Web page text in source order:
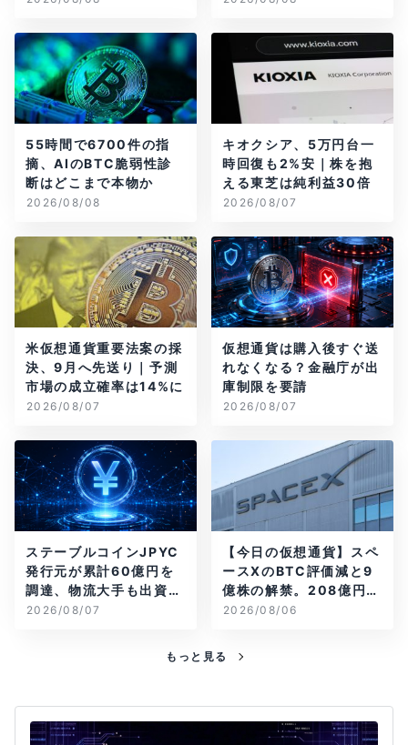
55時間で6700件の指
摘、AIのBTC脆弱性診
断はどこまで本物か
2026/08/08
キオクシア、5万円台一
時回復も2%安｜株を抱
える東芝は純利益30倍
2026/08/07
米仮想通貨重要法案の採
決、9月へ先送り｜予測
市場の成立確率は14%に
2026/08/07
仮想通貨は購入後すぐ送
れなくなる？金融庁が出
庫制限を要請
2026/08/07
ステーブルコインJPYC
発行元が累計60億円を
調達、物流大手も出資参
画
2026/08/07
【今日の仮想通貨】スペ
ースXのBTC評価減と9
億株の解禁。208億円相
当のBTCが盗難
2026/08/06
もっと見る